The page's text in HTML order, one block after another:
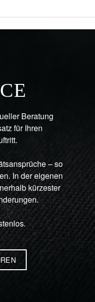
Beratung
für Ihren
– so
In der eigenen
kürzester